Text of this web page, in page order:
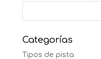
Categorías
Tipos de pista